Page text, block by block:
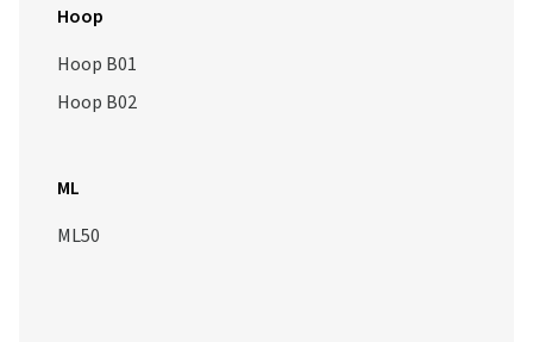
Hoop
Hoop B01
Hoop B02
ML
ML50